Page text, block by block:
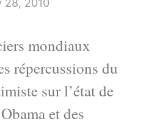
28, 2010
mondiaux
répercussions du
sur l’état de
et des